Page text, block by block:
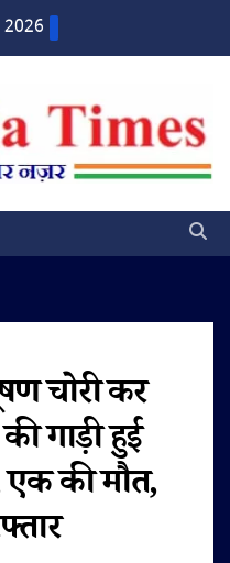
2026
चोरी कर
गाड़ी हुई
एक की मौत,